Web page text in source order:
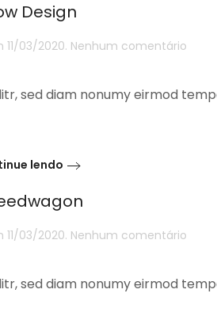
Design
11/03/2020. Nenhum comentário
sed diam nonumy eirmod
lendo
11/03/2020. Nenhum comentário
sed diam nonumy eirmod